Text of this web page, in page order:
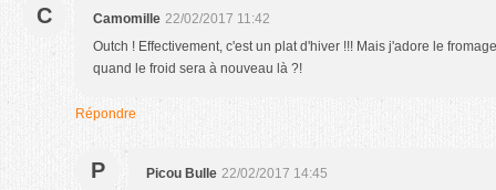
C Camomille 22/02/2017 11:42
Outch ! Effectivement, c'est un plat d'hiver !!! Mais j'adore le
quand le froid sera à nouveau là ?!
Répondre
P Picou Bulle 22/02/2017 14:45